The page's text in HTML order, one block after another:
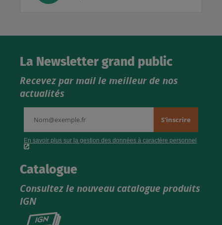
La Newsletter grand public
Recevez par mail le meilleur de nos
actualités
Catalogue
Consultez le nouveau catalogue produits
IGN
Consultez